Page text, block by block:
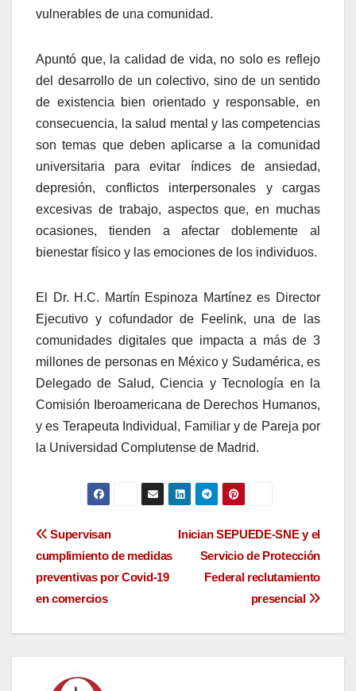
vulnerables de una comunidad.
Apuntó que, la calidad de vida, no solo es reflejo
del desarrollo de un colectivo, sino de un sentido
de existencia bien orientado y responsable, en
consecuencia, la salud mental y las competencias
son temas que deben aplicarse a la comunidad
universitaria para evitar índices de ansiedad,
depresión, conflictos interpersonales y cargas
excesivas de trabajo, aspectos que, en muchas
ocasiones, tienden a afectar doblemente al
bienestar físico y las emociones de los individuos.
El Dr. H.C. Martín Espinoza Martínez es Director
Ejecutivo y cofundador de Feelink, una de las
comunidades digitales que impacta a más de 3
millones de personas en México y Sudamérica, es
Delegado de Salud, Ciencia y Tecnología en la
Comisión Iberoamericana de Derechos Humanos,
y es Terapeuta Individual, Familiar y de Pareja por
la Universidad Complutense de Madrid.
Navegación
de
entradas
Inician SEPUEDE-SNE y el
Servicio de Protección
Federal reclutamiento
presencial
Supervisan
cumplimiento de medidas
preventivas por Covid-19
en comercios